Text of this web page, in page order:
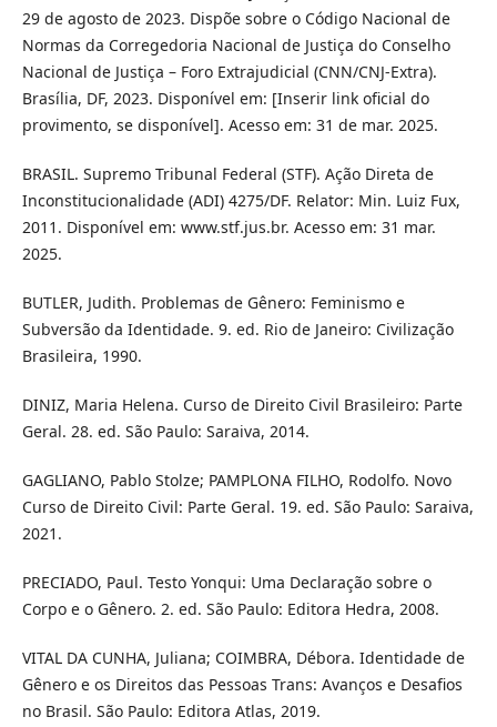
29 de agosto de 2023. Dispõe sobre o Código Nacional de
Normas da Corregedoria Nacional de Justiça do Conselho
Nacional de Justiça – Foro Extrajudicial (CNN/CNJ-Extra).
Brasília, DF, 2023. Disponível em: [Inserir link oficial do
provimento, se disponível]. Acesso em: 31 de mar. 2025.
BRASIL. Supremo Tribunal Federal (STF). Ação Direta de
Inconstitucionalidade (ADI) 4275/DF. Relator: Min. Luiz Fux,
2011. Disponível em: www.stf.jus.br. Acesso em: 31 mar.
2025.
BUTLER, Judith. Problemas de Gênero: Feminismo e
Subversão da Identidade. 9. ed. Rio de Janeiro: Civilização
Brasileira, 1990.
DINIZ, Maria Helena. Curso de Direito Civil Brasileiro: Parte
Geral. 28. ed. São Paulo: Saraiva, 2014.
GAGLIANO, Pablo Stolze; PAMPLONA FILHO, Rodolfo. Novo
Curso de Direito Civil: Parte Geral. 19. ed. São Paulo: Saraiva,
2021.
PRECIADO, Paul. Testo Yonqui: Uma Declaração sobre o
Corpo e o Gênero. 2. ed. São Paulo: Editora Hedra, 2008.
VITAL DA CUNHA, Juliana; COIMBRA, Débora. Identidade de
Gênero e os Direitos das Pessoas Trans: Avanços e Desafios
no Brasil. São Paulo: Editora Atlas, 2019.